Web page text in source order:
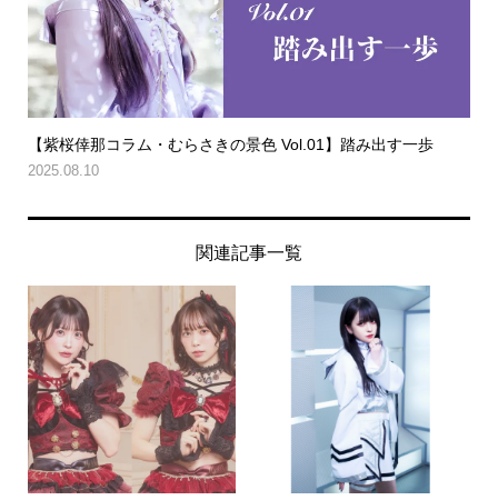
【紫桜倖那コラム・むらさきの景色 Vol.01】踏み出す一歩
2025.08.10
関連記事一覧